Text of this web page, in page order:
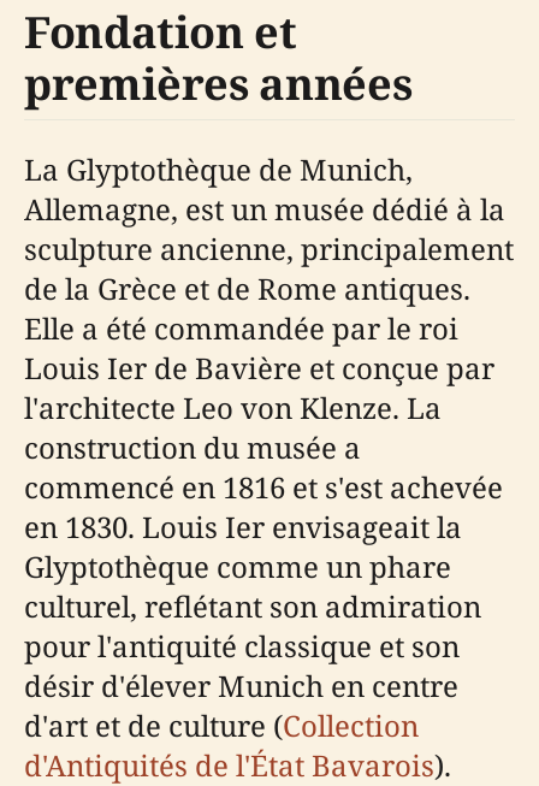
Fondation et
premières années
La Glyptothèque de Munich,
Allemagne, est un musée dédié à la
sculpture ancienne, principalement
de la Grèce et de Rome antiques.
Elle a été commandée par le roi
Louis Ier de Bavière et conçue par
l'architecte Leo von Klenze. La
construction du musée a
commencé en 1816 et s'est achevée
en 1830. Louis Ier envisageait la
Glyptothèque comme un phare
culturel, reflétant son admiration
pour l'antiquité classique et son
désir d'élever Munich en centre
d'art et de culture (Collection
d'Antiquités de l'État Bavarois).